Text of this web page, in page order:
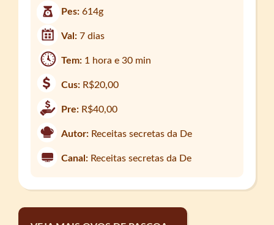
Pes:614g
Val:7 dias
Tem: 1 hora e 30 min
Cus: R$20,00
Pre: R$40,00
Autor: Receitas secretas da De
Canal: Receitas secretas da De